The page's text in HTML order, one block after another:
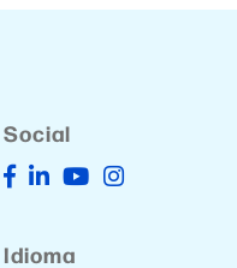
Social
Idioma